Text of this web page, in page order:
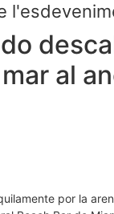
al
por la